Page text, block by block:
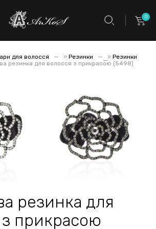
0
для волосся » Резинки » Резинки
резинка для волосся з прикрасою (5498)
резинка для
прикрасою